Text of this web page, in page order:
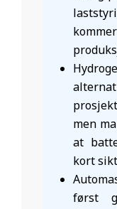
men
at
kort
først